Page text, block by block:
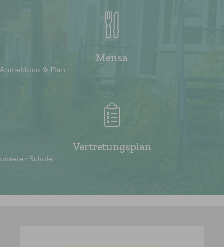
Mensa
Anmeldung & Plan
Vertretungsplan
unserer Schule